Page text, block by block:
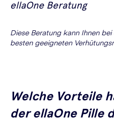
ellaOne Beratung
Diese Beratung kann Ihnen
besten geeigneten
Welche Vorteile
der ellaOne Pille